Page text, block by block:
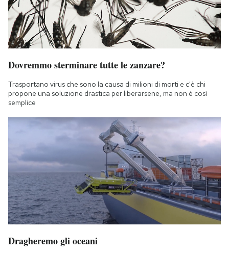
Dovremmo sterminare tutte le zanzare?
Trasportano virus che sono la causa di milioni di morti e c'è chi
propone una soluzione drastica per liberarsene, ma non è così
semplice
Dragheremo gli oceani